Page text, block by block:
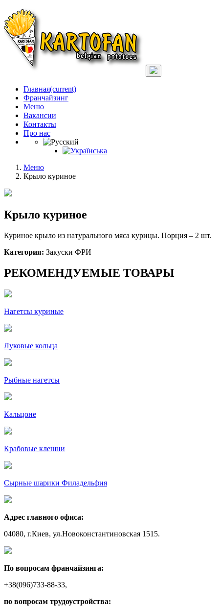
Главная(current)
Франчайзинг
Меню
Вакансии
Контакты
Про нас
Меню
Крыло куриное
Крыло куриное
Куриное крыло из натурального мяса курицы. Порция – 2 шт.
Категория: Закуски ФРИ
РЕКОМЕНДУЕМЫЕ ТОВАРЫ
Нагетсы куриные
Луковые кольца
Рыбные нагетсы
Кальцоне
Крабовые клешни
Сырные шарики Филадельфия
Адрес главного офиса:
04080, г.Киев, ул.Новоконстантиновская 1515.
По вопросам франчайзинга:
+38(096)733-88-33,
по вопросам трудоустройства: